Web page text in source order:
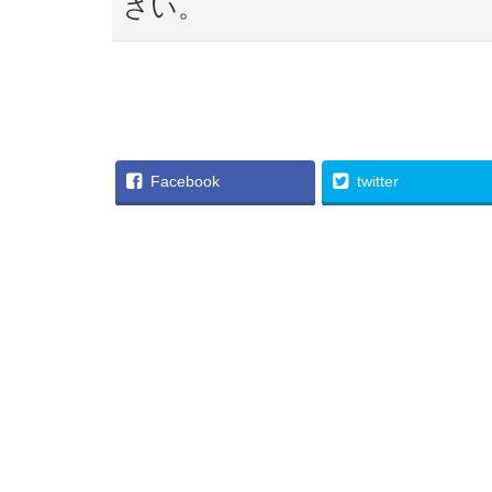
さい。
Facebook twitter